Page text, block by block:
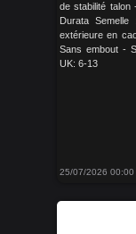
de stabilité talon
Durata
extérieure en
Sans embout -
UK: 6-13
25/07/2026 00:00